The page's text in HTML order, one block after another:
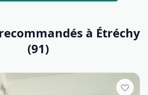
à Étréchy
(91)